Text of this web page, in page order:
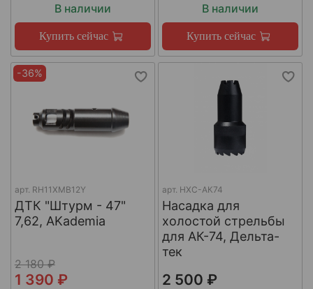
В наличии
Купить сейчас
В наличии
Купить сейчас
-36%
арт. RH11XMB12Y
ДТК "Штурм - 47"
7,62, AKademia
2 180 ₽
1 390 ₽
арт. НХС-АК74
Насадка для
холостой стрельбы
для АК-74, Дельта-
тек
2 500 ₽